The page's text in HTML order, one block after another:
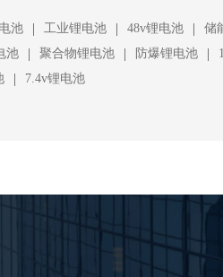
池 | 工业锂电池 | 48v锂电池 | 储
池 | 聚合物锂电池 | 防爆锂电池 |
| 7.4v锂电池